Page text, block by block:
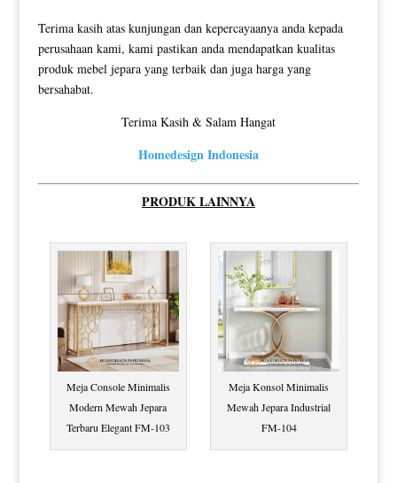
Terima kasih atas kunjungan dan kepercayaanya anda kepada
perusahaan kami, kami pastikan anda mendapatkan kualitas
produk mebel jepara yang terbaik dan juga harga yang
bersahabat.
Terima Kasih & Salam Hangat
Homedesign Indonesia
PRODUK LAINNYA
Meja Console Minimalis
Modern Mewah Jepara
Terbaru Elegant FM-103
Meja Konsol Minimalis
Mewah Jepara Industrial
FM-104